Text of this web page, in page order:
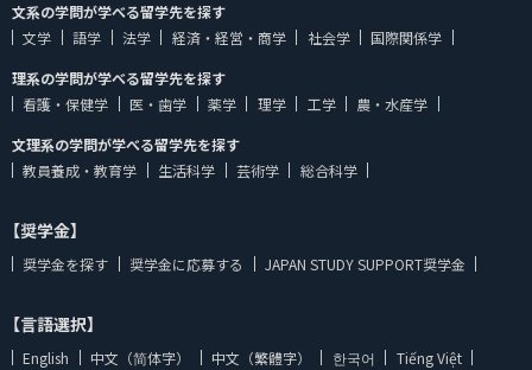
文系の学問が学べる留学先を探す
文学
語学 法学 経済・経営・商学 社会学
国際関係学
理系の学問が学べる留学先を探す
看護・保健学
医・歯学 薬学 理学 工学
農・水産学
文理系の学問が学べる留学先を探す
教員養成・教育学
生活科学 芸術学 総合科学
【奨学金】
奨学金を探す 奨学金に応募する JAPAN STUDY SUPPORT奨学金
【言語選択】
English 中文（简体字） 中文（繁體字） 한국어 Tiếng Việt